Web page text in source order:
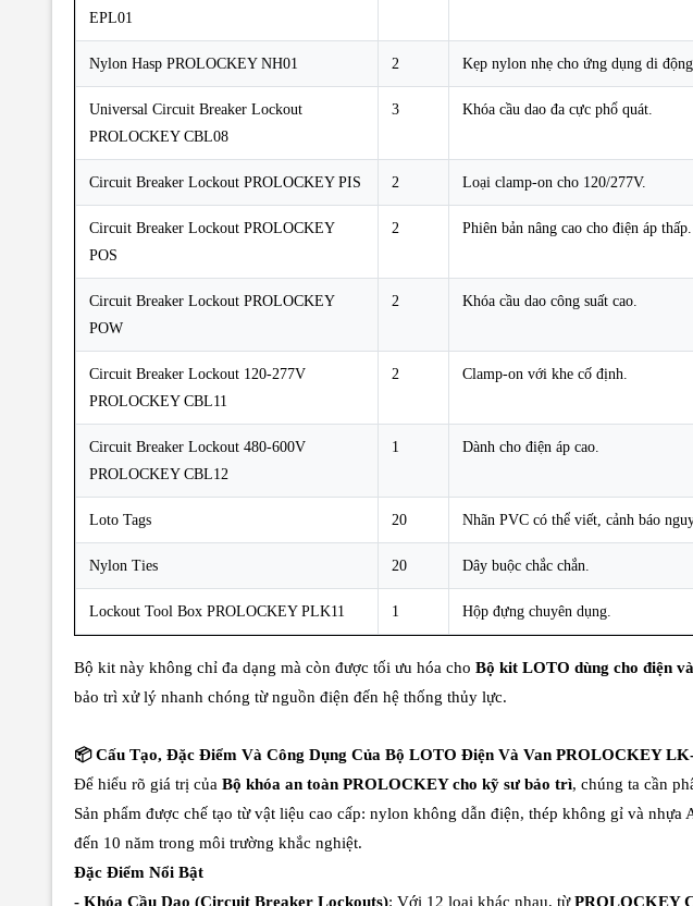
EPL01
Nylon Hasp PROLOCKEY NH01 2 Kẹp nylon nhẹ cho ứng dụng di động.
Universal Circuit Breaker Lockout
PROLOCKEY CBL08
3 Khóa cầu dao đa cực phổ quát.
Circuit Breaker Lockout PROLOCKEY PIS 2 Loại clamp-on cho 120/277V.
Circuit Breaker Lockout PROLOCKEY
POS
2 Phiên bản nâng cao cho điện áp thấp.
Circuit Breaker Lockout PROLOCKEY
POW
2 Khóa cầu dao công suất cao.
Circuit Breaker Lockout 120-277V
PROLOCKEY CBL11
2 Clamp-on với khe cố định.
Circuit Breaker Lockout 480-600V
PROLOCKEY CBL12
1 Dành cho điện áp cao.
Loto Tags 20 Nhãn PVC có thể viết, cảnh báo
Nylon Ties 20 Dây buộc chắc chắn.
Lockout Tool Box PROLOCKEY PLK11 1 Hộp đựng chuyên dụng.
Bộ kit này không chỉ đa dạng mà còn được tối ưu hóa cho Bộ kit LOTO dùng cho điện
bảo trì xử lý nhanh chóng từ nguồn điện đến hệ thống thủy lực.
📦 Cấu Tạo, Đặc Điểm Và Công Dụng Của Bộ LOTO Điện Và Van PROLOCKEY
Để hiểu rõ giá trị của Bộ khóa an toàn PROLOCKEY cho kỹ sư bảo trì, chúng ta cần
Sản phẩm được chế tạo từ vật liệu cao cấp: nylon không dẫn điện, thép không gỉ và nhựa
đến 10 năm trong môi trường khắc nghiệt.
Đặc Điểm Nổi Bật
- Khóa Cầu Dao (Circuit Breaker Lockouts): Với 12 loại khác nhau, từPROLOCKEY